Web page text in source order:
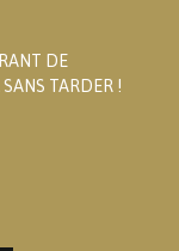
DE
TARDER !